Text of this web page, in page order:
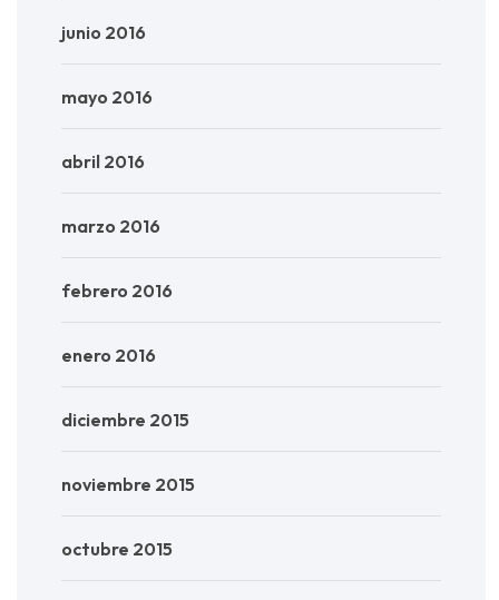
junio 2016
mayo 2016
abril 2016
marzo 2016
febrero 2016
enero 2016
diciembre 2015
noviembre 2015
octubre 2015